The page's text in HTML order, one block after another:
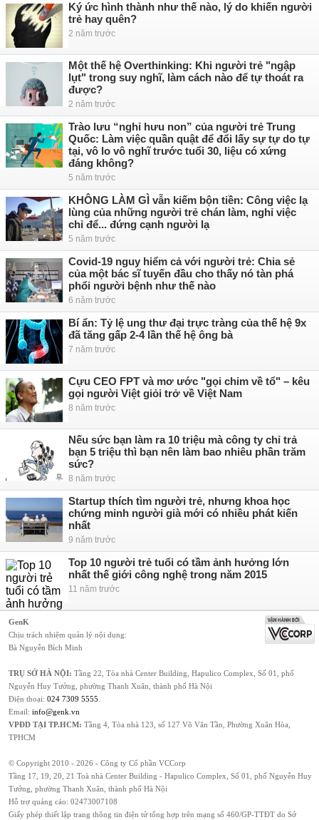
Ký ức hình thành như thế nào, lý do khiến người
trẻ hay quên?
2 năm trước
Một thế hệ Overthinking: Khi người trẻ "ngập
lụt" trong suy nghĩ, làm cách nào để tự thoát ra
được?
2 năm trước
Trào lưu “nghỉ hưu non” của người trẻ Trung
Quốc: Làm việc quần quật để đổi lấy sự tự do tự
tại, vô lo vô nghĩ trước tuổi 30, liệu có xứng
đáng không?
5 năm trước
KHÔNG LÀM GÌ vẫn kiếm bộn tiền: Công việc lạ
lùng của những người trẻ chán làm, nghỉ việc
chỉ để... đứng cạnh người lạ
5 năm trước
Covid-19 nguy hiểm cả với người trẻ: Chia sẻ
của một bác sĩ tuyến đầu cho thấy nó tàn phá
phổi người bệnh như thế nào
6 năm trước
Bí ẩn: Tỷ lệ ung thư đại trực tràng của thế hệ 9x
đã tăng gấp 2-4 lần thế hệ ông bà
7 năm trước
Cựu CEO FPT và mơ ước "gọi chim về tổ" – kêu
gọi người Việt giỏi trở về Việt Nam
8 năm trước
Nếu sức bạn làm ra 10 triệu mà công ty chỉ trả
bạn 5 triệu thì bạn nên làm bao nhiêu phần trăm
sức?
8 năm trước
Startup thích tìm người trẻ, nhưng khoa học
chứng minh người già mới có nhiều phát kiến
nhất
9 năm trước
Top 10 người trẻ tuổi có tầm ảnh hưởng lớn
nhất thế giới công nghệ trong năm 2015
11 năm trước
GenK
Chịu trách nhiệm quản lý nội dung:
Bà Nguyễn Bích Minh
TRỤ SỞ HÀ NỘI: Tầng 22, Tòa nhà Center Building, Hapulico Complex, Số 01, phố
Nguyễn Huy Tưởng, phường Thanh Xuân, thành phố Hà Nội
Điện thoại: 024 7309 5555
Email: info@genk.vn
VPĐD TẠI TP.HCM: Tầng 4, Tòa nhà 123, số 127 Võ Văn Tần, Phường Xuân Hòa,
TPHCM
© Copyright 2010 - 2026 - Công ty Cổ phần VCCorp
Tầng 17, 19, 20, 21 Toà nhà Center Building - Hapulico Complex, Số 01, phố Nguyễn Huy
Tưởng, phường Thanh Xuân, thành phố Hà Nội
Hỗ trợ quảng cáo: 02473007108
Giấy phép thiết lập trang thông tin điện tử tổng hợp trên mạng số 460/GP-TTĐT do Sở